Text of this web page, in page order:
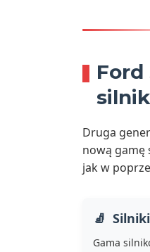
Ford
Druga
nową gamę
jak w
Gama